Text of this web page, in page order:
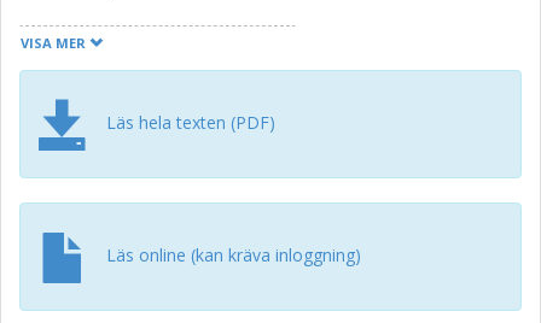
the system - called the PSH - and using this information,
interacts with a simulation of the system to construct a
how the algorithm uses the structural information
provided - the PSH - to search the state-space in a smart
manner, mitigating the state-space explosion problem.
VISA MER
Läs hela texten (PDF)
Läs online (kan kräva inloggning)